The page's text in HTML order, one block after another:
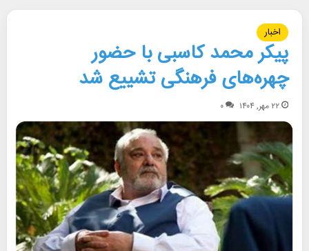
اخبار
پیکر محمد کاسبی با حضور
چهره‌های فرهنگی تشییع شد
۲۲ مهر, ۱۴۰۴ ۰